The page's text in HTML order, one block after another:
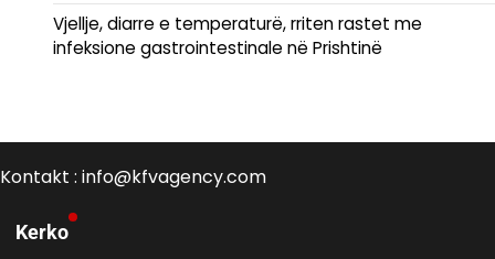
Vjellje, diarre e temperaturë, rriten rastet me
infeksione gastrointestinale në Prishtinë
Kontakt : info@kfvagency.com
Kerko